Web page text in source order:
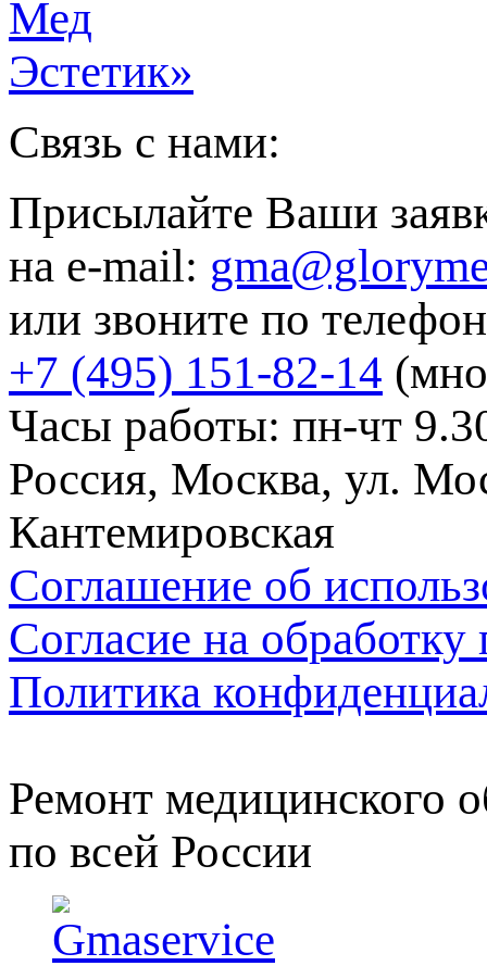
Связь с нами:
Присылайте Ваши
на e-mail:
или звоните по
+7 (495) 151-82-14
Часы работы: пн-чт
Россия, Москва, ул.
Кантемировская
Соглашение об
Согласие на
Политика
Ремонт медицинского
по всей России